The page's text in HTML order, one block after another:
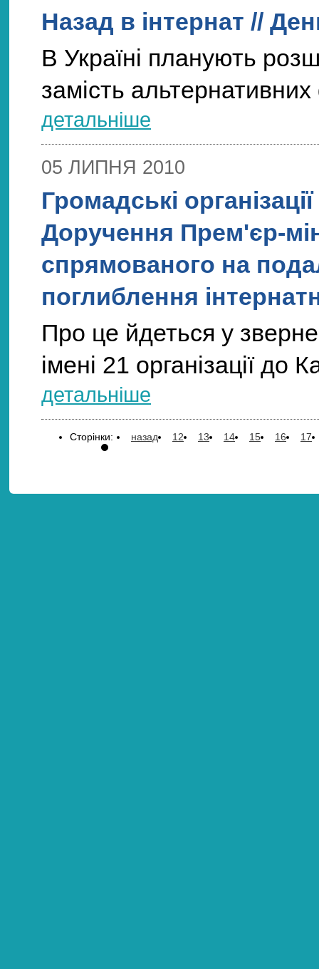
Назад в інтернат //
В Україні планують
замість
детальніше
05 ЛИПНЯ 2010
Громадські
Доручення Прем'єр-
спрямованого на
поглиблення
Про це йдеться у
імені 21 організації до
детальніше
Сторінки: назад 12 13 14 15 16 17